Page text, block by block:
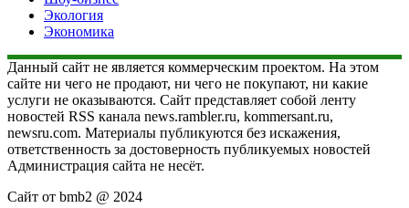
Экология
Экономика
Данный сайт не является коммерческим проектом. На этом
сайте ни чего не продают, ни чего не покупают, ни какие
услуги не оказываются. Сайт представляет собой ленту
новостей RSS канала news.rambler.ru, kommersant.ru,
newsru.com. Материалы публикуются без искажения,
ответственность за достоверность публикуемых новостей
Администрация сайта не несёт.
Сайт от bmb2 @ 2024